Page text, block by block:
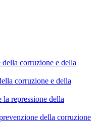
corruzione e della
corruzione e della
repressione della
della corruzione